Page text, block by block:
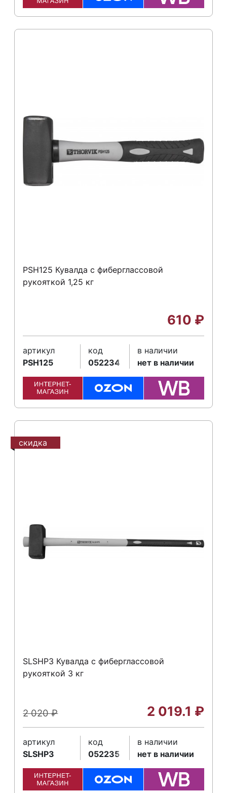
PSH125 Кувалда с фиберглассовой
рукояткой 1,25 кг
610 ₽
артикул
PSH125
код
052234
в наличии
нет в наличии
скидка
SLSHP3 Кувалда с фиберглассовой
рукояткой 3 кг
2 020₽ 2 019.1 ₽
артикул
SLSHP3
код
052235
в наличии
нет в наличии